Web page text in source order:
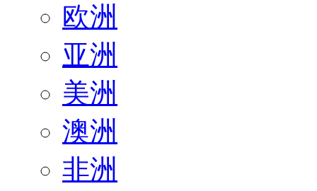
欧洲
亚洲
美洲
澳洲
非洲